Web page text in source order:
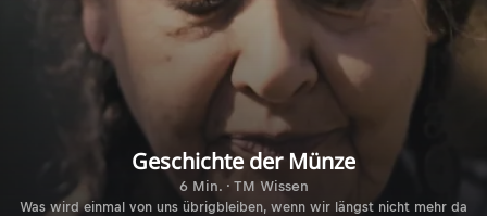
Geschichte der Münze
6 Min. · TM Wissen
Was wird einmal von uns übrigbleiben, wenn wir längst nicht mehr da